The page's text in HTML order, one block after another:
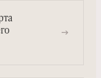
→